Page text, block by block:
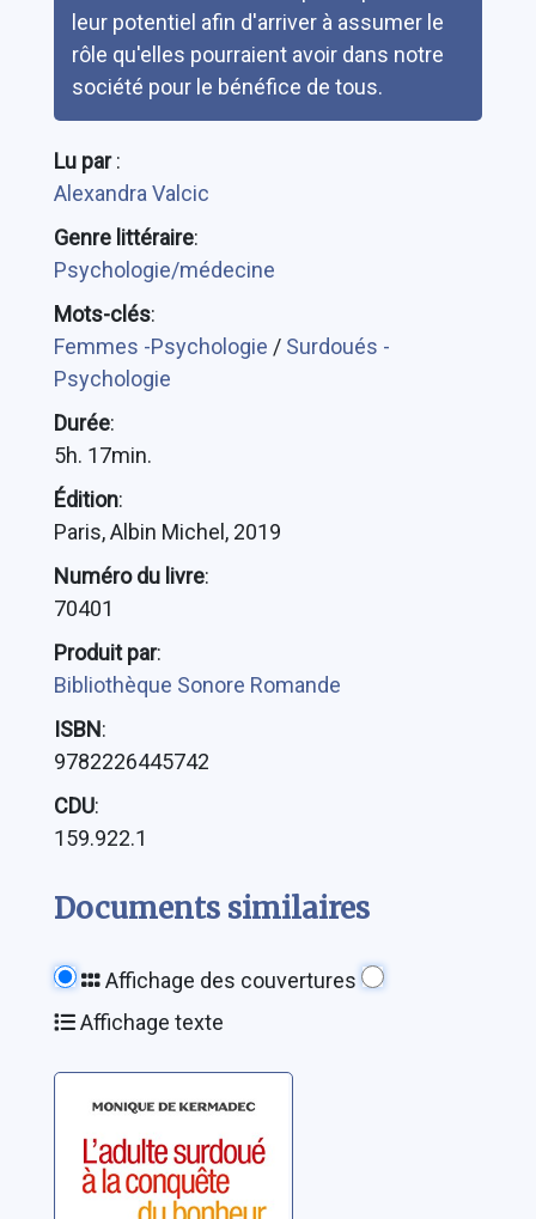
leur potentiel afin d'arriver à assumer le
rôle qu'elles pourraient avoir dans notre
société pour le bénéfice de tous.
Lu par:
Alexandra Valcic
Genre littéraire:
Psychologie/médecine
Mots-clés:
Femmes -Psychologie / Surdoués -
Psychologie
Durée:
5h. 17min.
Édition:
Paris, Albin Michel, 2019
Numéro du livre:
70401
Produit par:
Bibliothèque Sonore Romande
ISBN:
9782226445742
CDU:
159.922.1
Documents similaires
Affichage des couvertures
Affichage texte
L'adulte surdoué
à la conquête du
bonheur
Kermadec, Monique de